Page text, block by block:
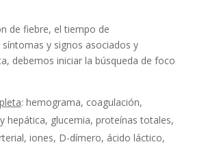
de fiebre, el tiempo de
y signos asociados y
debemos iniciar la búsqueda de foco
: hemograma, coagulación,
hepática, glucemia, proteínas totales,
iones, D-dímero, ácido láctico,